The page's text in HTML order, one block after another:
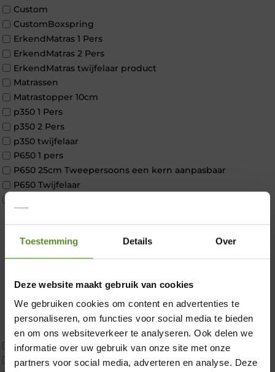
Toestemming Details Over
Deze website maakt gebruik van cookies
We gebruiken cookies om content en advertenties te
personaliseren, om functies voor social media te bieden
en om ons websiteverkeer te analyseren. Ook delen we
informatie over uw gebruik van onze site met onze
partners voor social media, adverteren en analyse. Deze
Custom
CustomBoxspring
ErkendMatras 1 Pers
ErkendMatras 2 Pers
ErkendMatras twijfelaar product
Matrassen
Matrastopper 10cm
p350 1 Pers
p350 2 Pers
p350 twijfelaar
P650 1 pers
P650 25cm Tweepersoons een kern aanpasbaar
P650 Twijfelaar
1 persoon
2 personen
2 personen split
Materiaal
Koudschuim
Latex
Traagschuim
Tweepersoons 1 kern
Tweepersoons 1 kern product
×